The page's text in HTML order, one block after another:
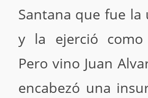
Santana que fue la
y la ejerció como
Pero vino Juan
encabezó una